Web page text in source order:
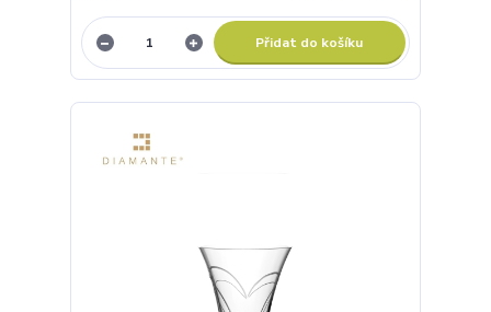
Přidat do košíku